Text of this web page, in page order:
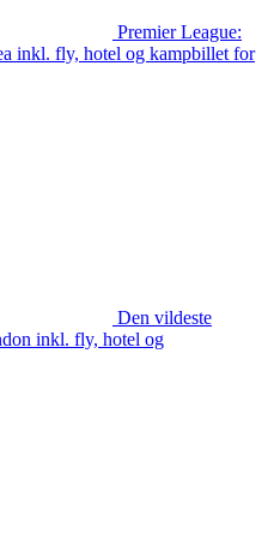
Premier League:
inkl. fly, hotel og kampbillet for
Den vildeste
inkl. fly, hotel og